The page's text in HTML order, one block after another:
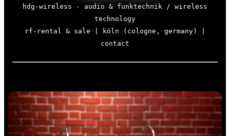
hdg-wireless - audio & funktechnik / wireless
technology
rf-rental & sale | köln (cologne, germany) |
contact